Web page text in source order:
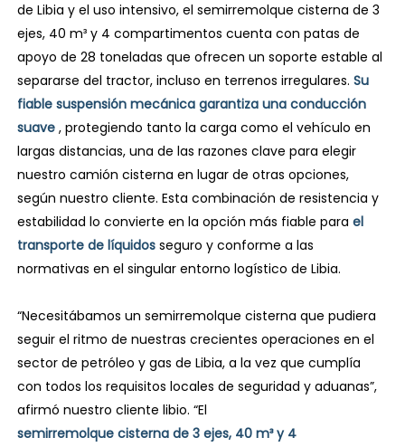
de Libia y el uso intensivo, el semirremolque cisterna de 3
ejes, 40 m³ y 4 compartimentos cuenta con patas de
apoyo de 28 toneladas que ofrecen un soporte estable al
separarse del tractor, incluso en terrenos irregulares.Su
fiable suspensión mecánica garantiza una conducción
suave , protegiendo tanto la carga como el vehículo en
largas distancias, una de las razones clave para elegir
nuestro camión cisterna en lugar de otras opciones,
según nuestro cliente. Esta combinación de resistencia y
estabilidad lo convierte en la opción más fiable parael
transporte de líquidos seguro y conforme a las
normativas en el singular entorno logístico de Libia.
“Necesitábamos un semirremolque cisterna que pudiera
seguir el ritmo de nuestras crecientes operaciones en el
sector de petróleo y gas de Libia, a la vez que cumplía
con todos los requisitos locales de seguridad y aduanas”,
afirmó nuestro cliente libio. “El
semirremolque cisterna de 3 ejes, 40 m³ y 4